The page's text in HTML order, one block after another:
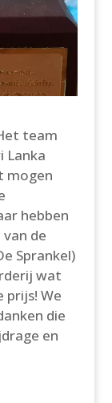
team
Lanka
mogen
hebben
de
Sprankel)
wat
prijs! We
die
en